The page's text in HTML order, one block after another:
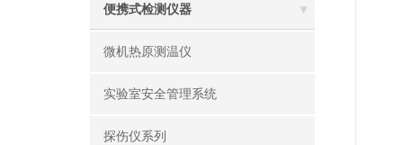
便携式检测仪器
微机热原测温仪
实验室安全管理系统
探伤仪系列